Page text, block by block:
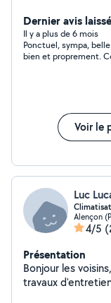
Dernier avis
Il y a plus de 6 mois
Ponctuel, sympa,
bien et proprement.
Voir le
Luc
Alençon
4/5
Présentation
Bonjour les
travaux